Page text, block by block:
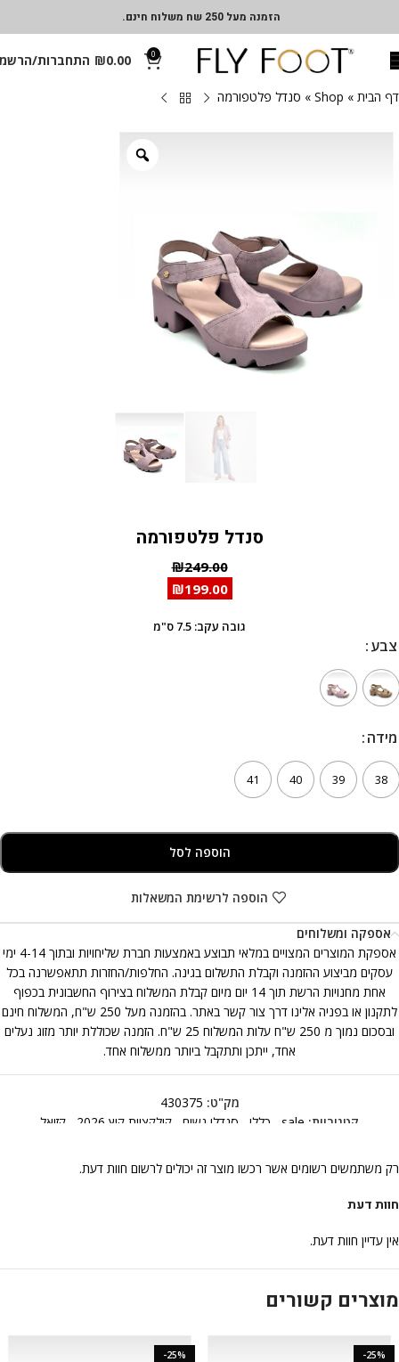
הזמנה מעל 250 שח משלוח חינם.
0
₪0.00 התחברות/
דף הבית »
Shop
» סנדל פלטפורמה
סנדל פלטפורמה
₪249.00
₪199.00
גובה עקב: 7.5 ס"מ
צבע
צבע
מידה
מידה
38
39
40
41
הוספה לסל
הוספה לרשימת המשאלות
אספקה ומשלוחים
אספקת המוצרים המצויים במלאי תבוצע באמצעות חברת שליחויות ובתוך 4-14 ימי
עסקים מביצוע ההזמנה וקבלת התשלום בגינה. החלפות/החזרות תתאפשרנה בכל
אחת מחנויות הרשת תוך 14 יום מיום קבלת המשלוח בצירוף החשבונית בכפוף
לתקנון או בפניה אלינו דרך צור קשר באתר. בהזמנה מעל 250 ש"ח, המשלוח חינם
ובסכום נמוך מ 250 ש"ח עלות המשלוח 25 ש"ח. הזמנה שכוללת יותר מזוג נעלים
אחד, ייתכן ותתקבל ביותר ממשלוח אחד.
מק"ט: 430375
קטגוריות: sale כללי סנדלי נשים קולקציית קיץ 2026 קזואל
חוות דעת
אין עדיין חוות דעת.
רק משתמשים רשומים אשר רכשו מוצר זה יכולים לרשום חוות דעת.
מוצרים קשורים
-25%
-25%